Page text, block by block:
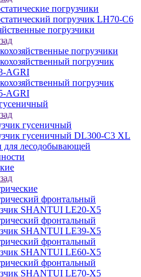
погрузчики
погрузчик LH70-C6
погрузчики
погрузчики
погрузчик
AGRI
погрузчик
AGRI
гусеничный
гусеничный DL300-C3 XL
для лесодобывающей
фронтальный
SHANTUI LE20-X5
фронтальный
SHANTUI LE39-X5
фронтальный
SHANTUI LE60-X5
фронтальный
SHANTUI LE70-X5